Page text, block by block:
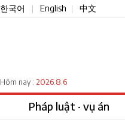
한국어 English 中文
Hôm nay : 2026.8.6
Pháp luật · vụ án